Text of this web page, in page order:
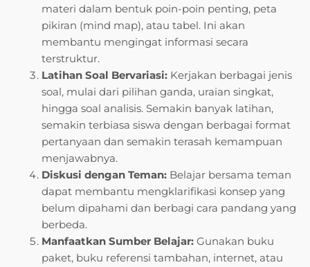
materi dalam bentuk poin-poin penting, peta
pikiran (mind map), atau tabel. Ini akan
membantu mengingat informasi secara
terstruktur.
Latihan Soal Bervariasi: Kerjakan berbagai jenis
soal, mulai dari pilihan ganda, uraian singkat,
hingga soal analisis. Semakin banyak latihan,
semakin terbiasa siswa dengan berbagai format
pertanyaan dan semakin terasah kemampuan
menjawabnya.
Diskusi dengan Teman: Belajar bersama teman
dapat membantu mengklarifikasi konsep yang
belum dipahami dan berbagi cara pandang yang
berbeda.
Manfaatkan Sumber Belajar: Gunakan buku
paket, buku referensi tambahan, internet, atau